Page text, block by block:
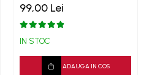
99,00 Lei
IN STOC
ADAUGA IN COS